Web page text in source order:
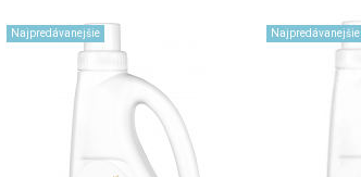
Najpredávanejšie Najpredávanejšie